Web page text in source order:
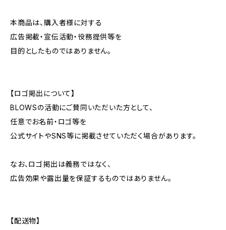
本商品は、購入者様に対する
広告掲載・宣伝活動・役務提供等を
目的としたものではありません。
【ロゴ掲出について】
BLOWSの活動にご賛同いただいた方として、
任意でお名前・ロゴ等を
公式サイトやSNS等に掲載させていただく場合があります。
なお、ロゴ掲出は義務ではなく、
広告効果や露出量を保証するものではありません。
【配送物】